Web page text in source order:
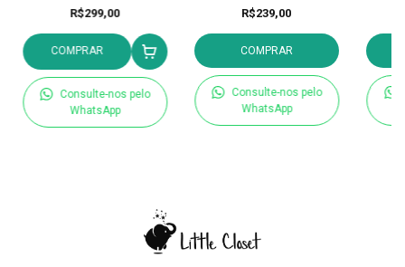
R$299,00
COMPRAR
Consulte-nos pelo
WhatsApp
R$239,00
COMPRAR
Consulte-nos pelo
WhatsApp